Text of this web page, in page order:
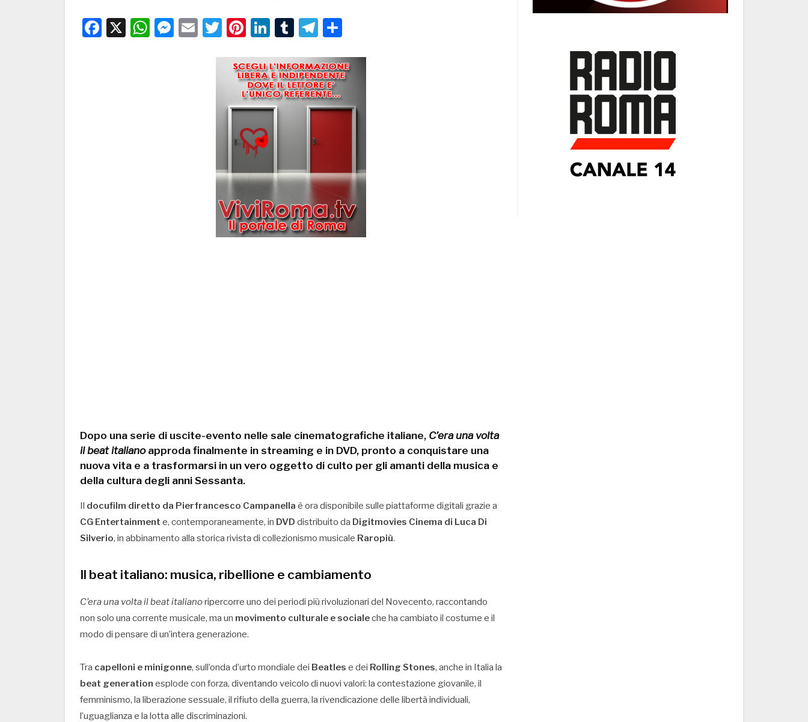
Facebook
X WhatsApp
Messenger
EmailTwitter
Pinterest
LinkedIn
TumblrTelegram
Dopo una serie di uscite-evento nelle sale cinematografiche italiane, C’era una volta
il beat italianoapproda finalmente in streaming e in DVD, pronto a conquistare una
nuova vita e a trasformarsi in un vero oggetto di culto per gli amanti della musica e
della cultura degli anni Sessanta.
Il docufilm diretto da Pierfrancesco Campanella è ora disponibile sulle piattaforme digitali grazie a
CG Entertainment e, contemporaneamente, in DVD distribuito da Digitmovies Cinema di Luca Di
Silverio, in abbinamento alla storica rivista di collezionismo musicale Raropiù.
Il beat italiano: musica, ribellione e cambiamento
C’era una volta il beat italianoripercorre uno dei periodi più rivoluzionari del Novecento, raccontando
non solo una corrente musicale, ma un movimento culturale e socialeche ha cambiato il costume e il
modo di pensare di un’intera generazione.
Tra capelloni e minigonne, sull’onda d’urto mondiale dei Beatles e dei Rolling Stones, anche in Italia la
beat generation esplode con forza, diventando veicolo di nuovi valori: la contestazione giovanile, il
femminismo, la liberazione sessuale, il rifiuto della guerra, la rivendicazione delle libertà individuali,
l’uguaglianza e la lotta alle discriminazioni.